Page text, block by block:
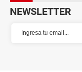
NEWSLETTER